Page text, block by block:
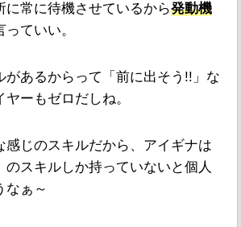
に常に待機させているから発動機
っていい。
があるからって「前に出そう!!」な
ーもゼロだしね。
感じのスキルだから、アイギナは
のスキルしか持っていないと個人
なぁ～